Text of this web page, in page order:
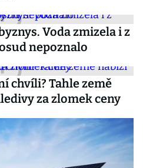
Voda zmizela i z
nepoznalo
chvíli? Tahle země
za zlomek ceny